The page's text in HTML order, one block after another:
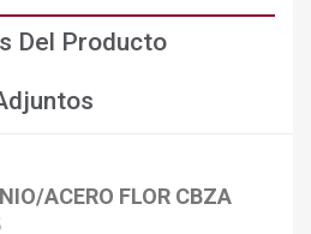
Del Producto
ACERO FLOR CBZA